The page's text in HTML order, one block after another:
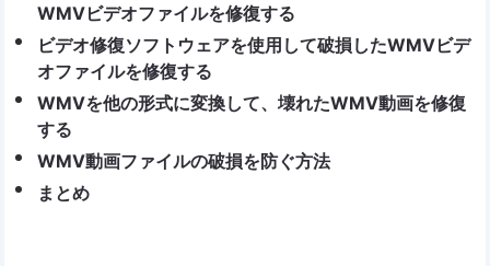
WMVビデオファイルを修復する
ビデオ修復ソフトウェアを使用して破損したWMVビデ
オファイルを修復する
WMVを他の形式に変換して、壊れたWMV動画を修復
する
WMV動画ファイルの破損を防ぐ方法
まとめ